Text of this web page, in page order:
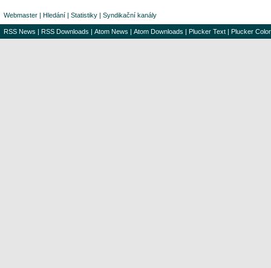
Webmaster | Hledání | Statistiky | Syndikační kanály
RSS News | RSS Downloads | Atom News | Atom Downloads | Plucker Text | Plucker Color